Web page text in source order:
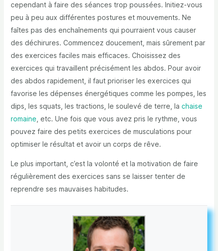
cependant à faire des séances trop poussées. Initiez-vous
peu à peu aux différentes postures et mouvements. Ne
faîtes pas des enchaînements qui pourraient vous causer
des déchirures. Commencez doucement, mais sûrement par
des exercices faciles mais efficaces. Choisissez des
exercices qui travaillent précisément les abdos. Pour avoir
des abdos rapidement, il faut prioriser les exercices qui
favorise les dépenses énergétiques comme les pompes, les
dips, les squats, les tractions, le soulevé de terre, la chaise
romaine , etc. Une fois que vous avez pris le rythme, vous
pouvez faire des petits exercices de musculations pour
optimiser le résultat et avoir un corps de rêve.
Le plus important, c’est la volonté et la motivation de faire
régulièrement des exercices sans se laisser tenter de
reprendre ses mauvaises habitudes.